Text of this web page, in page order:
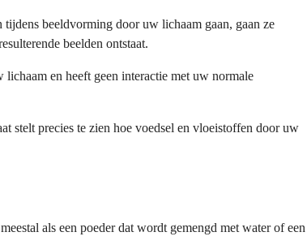
beeldvorming door uw lichaam gaan, gaan ze
beelden ontstaat.
en heeft geen interactie met uw normale
stelt precies te zien hoe voedsel en vloeistoffen door uw
als een poeder dat wordt gemengd met water of een